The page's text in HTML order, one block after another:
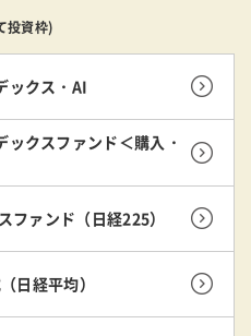
投資枠)
ックス・AI
クスファンド＜購入・
ファンド（日経225）
日経平均）